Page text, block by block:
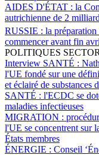
AIDES D'ÉTAT : la
autrichienne de 2
RUSSIE : la préparation
commencer avant fin
POLITIQUES
Interview SANTÉ :
l'UE fondé sur une
et éclairé de substances
SANTÉ : l'ECDC se
maladies infectieuses
MIGRATION :
l'UE se concentrent sur
États membres
ÉNERGIE : Conseil